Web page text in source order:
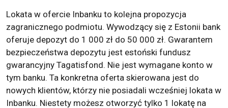
Lokata w ofercie Inbanku to kolejna propozycja
zagranicznego podmiotu. Wywodzący się z Estonii bank
oferuje depozyt do 1 000 zł do 50 000 zł. Gwarantem
bezpieczeństwa depozytu jest estoński fundusz
gwarancyjny Tagatisfond. Nie jest wymagane konto w
tym banku. Ta konkretna oferta skierowana jest do
nowych klientów, którzy nie posiadali wcześniej lokata w
Inbanku. Niestety możesz otworzyć tylko 1 lokatę na